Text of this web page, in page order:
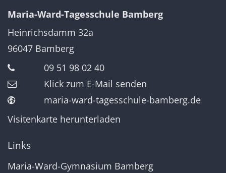
Maria-Ward-Tagesschule Bamberg
Heinrichsdamm 32a
96047 Bamberg
09 51 98 02 40
Klick zum E-Mail senden
maria-ward-tagesschule-bamberg.de
Visitenkarte herunterladen
Links
Maria-Ward-Gymnasium Bamberg